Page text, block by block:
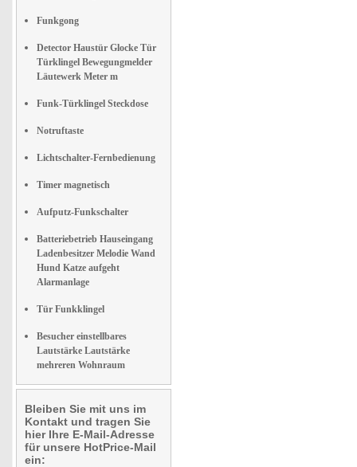
Funkgong
Detector Haustür Glocke Tür
Türklingel Bewegungmelder
Läutewerk Meter m
Funk-Türklingel Steckdose
Notruftaste
Lichtschalter-Fernbedienung
Timer magnetisch
Aufputz-Funkschalter
Batteriebetrieb Hauseingang
Ladenbesitzer Melodie Wand
Hund Katze aufgeht
Alarmanlage
Tür Funkklingel
Besucher einstellbares
Lautstärke Lautstärke
mehreren Wohnraum
Bleiben Sie mit uns im
Kontakt und tragen Sie
hier Ihre E-Mail-Adresse
für unsere HotPrice-Mail
ein: